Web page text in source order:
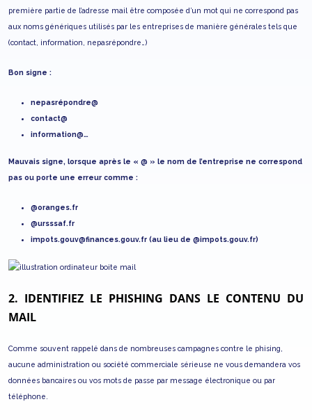
première partie de l’adresse mail être composée d’un mot qui ne correspond pas
aux noms génériques utilisés par les entreprises de manière générales tels que
(contact, information, nepasrépondre…)
Bon signe :
nepasrépondre@
contact@
information@…
Mauvais signe, lorsque après le « @ » le nom de l’entreprise ne correspond
pas ou porte une erreur comme :
@oranges.fr
@ursssaf.fr
impots.gouv@finances.gouv.fr (au lieu de @impots.gouv.fr)
2. IDENTIFIEZ LE PHISHING DANS LE CONTENU DU
MAIL
Comme souvent rappelé dans de nombreuses campagnes contre le phising,
aucune administration ou société commerciale sérieuse ne vous demandera vos
données bancaires ou vos mots de passe par message électronique ou par
téléphone.